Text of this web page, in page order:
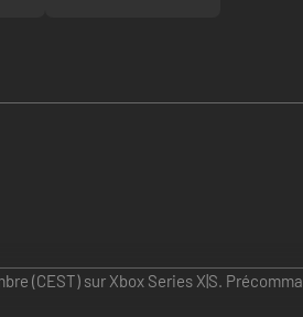
(CEST) sur Xbox Series X|S.